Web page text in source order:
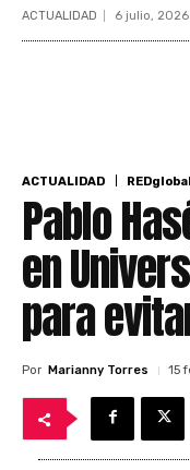
ACTUALIDAD 6 julio, 2026